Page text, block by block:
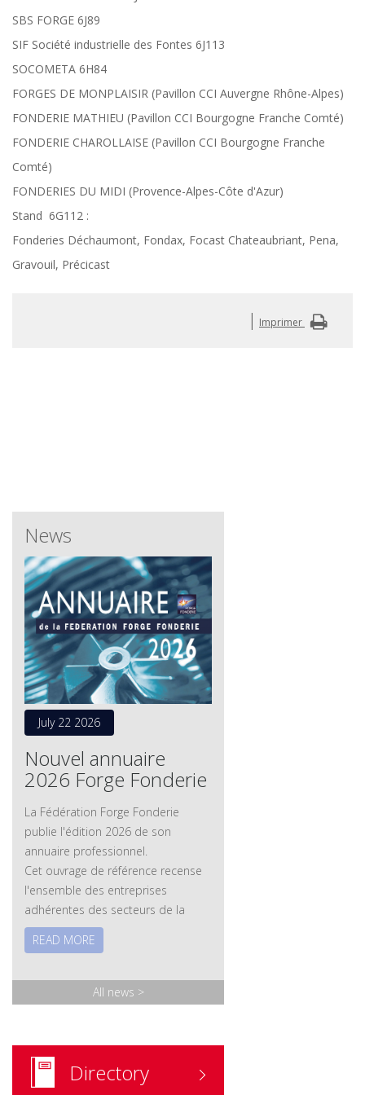
SBS FORGE 6J89
SIF Société industrielle des Fontes 6J113
SOCOMETA 6H84
FORGES DE MONPLAISIR (Pavillon CCI Auvergne Rhône-Alpes)
FONDERIE MATHIEU (Pavillon CCI Bourgogne Franche Comté)
FONDERIE CHAROLLAISE (Pavillon CCI Bourgogne Franche
Comté)
FONDERIES DU MIDI (Provence-Alpes-Côte d'Azur)
Stand 6G112 :
Fonderies Déchaumont, Fondax, Focast Chateaubriant, Pena,
Gravouil, Précicast
| Imprimer
News
July 22 2026
Nouvel annuaire
2026 Forge Fonderie
La Fédération Forge Fonderie
publie l'édition 2026 de son
annuaire professionnel.
Cet ouvrage de référence recense
l'ensemble des entreprises
adhérentes des secteurs de la
forge et de la fonderie, ainsi que
leurs savoir-faire, leurs technologies
associés – fournisseurs et
prestataires – y sont également
Version papier: disponible sur
demande.
Commander l'annuaire
READ MORE
All news >
Directory